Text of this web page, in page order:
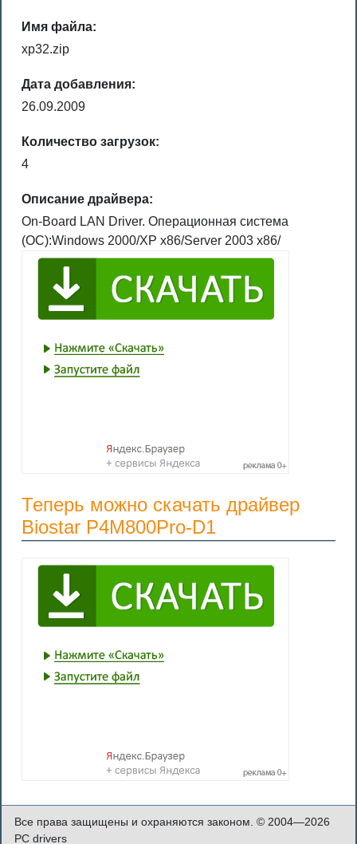
Имя файла:
xp32.zip
Дата добавления:
26.09.2009
Количество загрузок:
4
Описание драйвера:
On-Board LAN Driver. Операционная система
(ОС):Windows 2000/XP x86/Server 2003 x86/
Теперь можно скачать драйвер
Biostar P4M800Pro-D1
Все права защищены и охраняются законом. © 2004—2026
PC drivers